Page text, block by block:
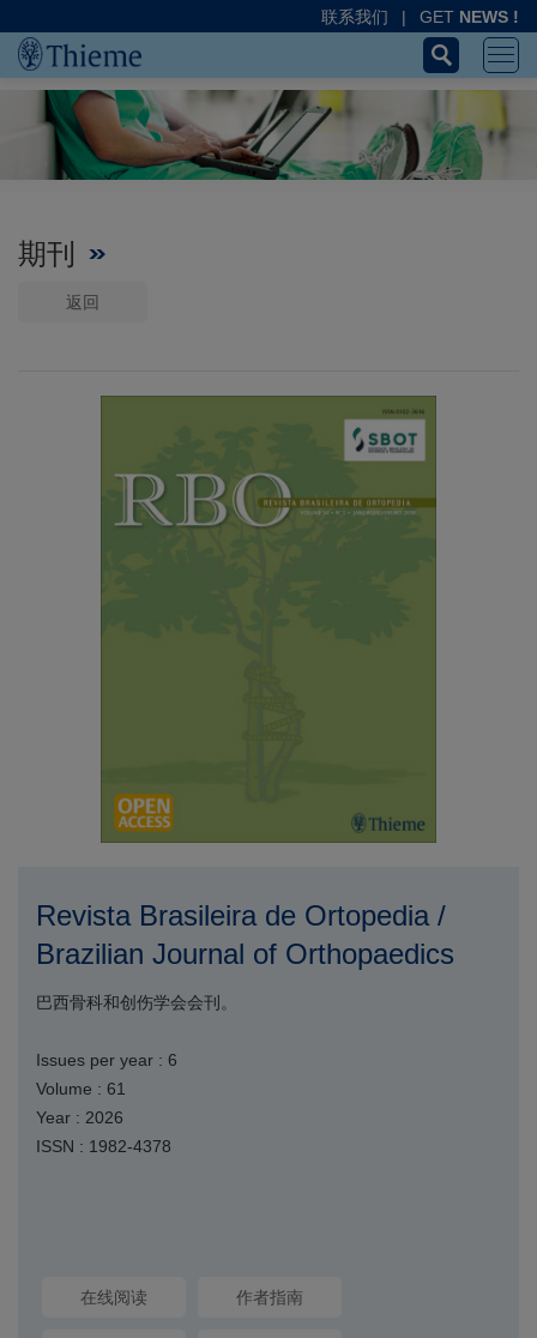
联系我们 | GET NEWS !
期刊
返回
Revista Brasileira de Ortopedia /
Brazilian Journal of Orthopaedics
巴西骨科和创伤学会会刊。
Issues per year : 6
Volume : 61
Year : 2026
ISSN : 1982-4378
在线阅读 作者指南